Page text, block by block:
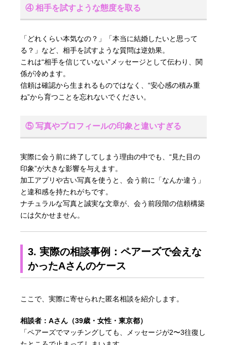
④ 相手を試すような態度を取る
「どれくらい本気なの？」「本当に結婚したいと思って
る？」など、相手を試すような質問は逆効果。
これは“相手を信じていない”メッセージとして伝わり、関
係が冷めます。
信頼は確認から生まれるものではなく、“安心感の積み重
ね”から育つことを忘れないでください。
⑤ 写真やプロフィールの印象と違いすぎる
実際に会う前に終了してしまう理由の中でも、“見た目の
印象”が大きな影響を与えます。
加工アプリや古い写真を使うと、会う前に「なんか違う」
と違和感を持たれがちです。
ナチュラルな写真と誠実な文章が、会う前段階の信頼構築
には欠かせません。
3. 実際の相談事例：ペアーズで会えな
かったAさんのケース
ここで、実際に寄せられた匿名相談を紹介します。
相談者：Aさん（39歳・女性・東京都）
「ペアーズでマッチングしても、メッセージが2〜3往復し